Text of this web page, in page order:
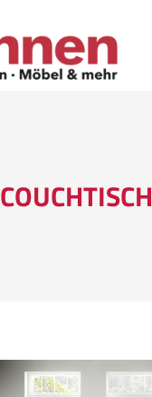
COUCHTISCH